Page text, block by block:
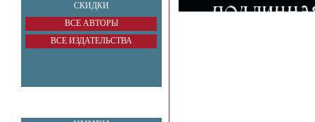
СКИДКИ
ВСЕ АВТОРЫ
ВСЕ ИЗДАТЕЛЬСТВА